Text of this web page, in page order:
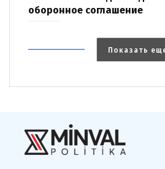
оборонное соглашение
Показать